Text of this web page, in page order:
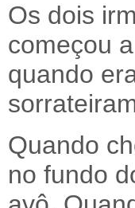
Os dois
começou
quando
Quando
no fundo